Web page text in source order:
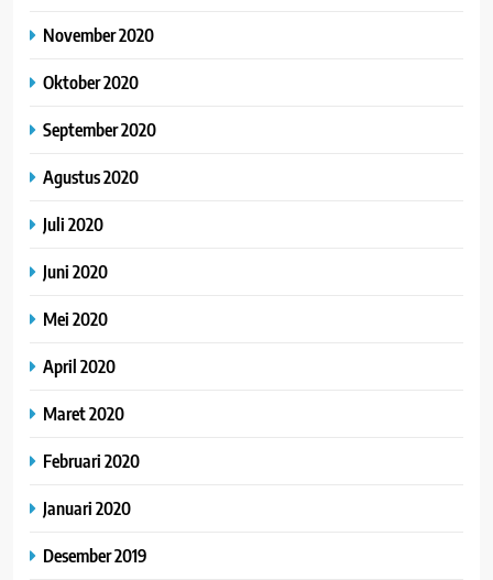
November 2020
Oktober 2020
September 2020
Agustus 2020
Juli 2020
Juni 2020
Mei 2020
April 2020
Maret 2020
Februari 2020
Januari 2020
Desember 2019